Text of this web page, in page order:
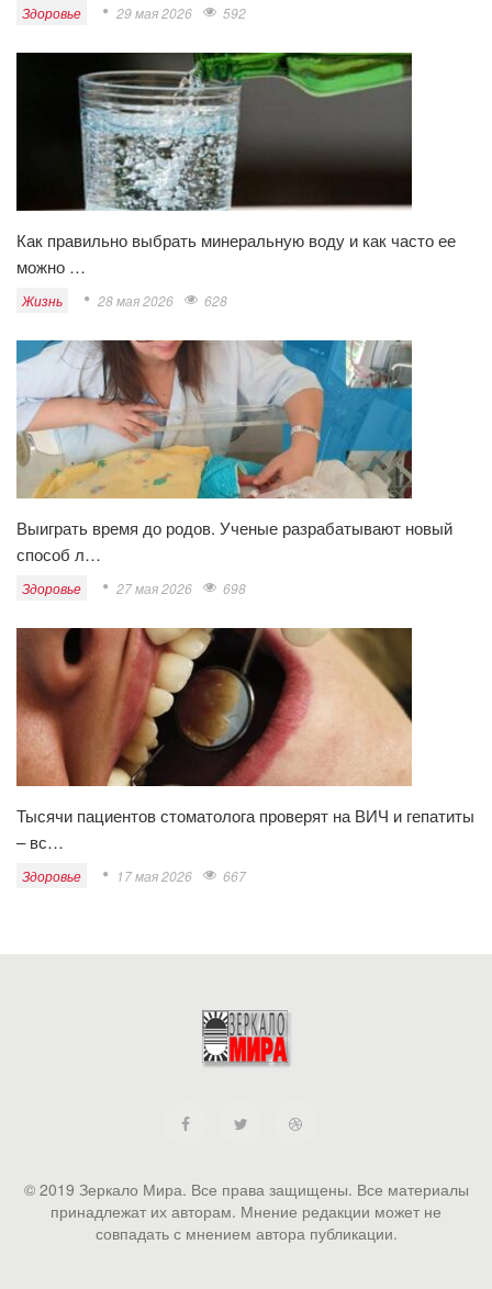
Здоровье 29 мая 2026 592
Как правильно выбрать минеральную воду и как часто ее
можно …
Жизнь 28 мая 2026 628
Выиграть время до родов. Ученые разрабатывают новый
способ л…
Здоровье 27 мая 2026 698
Тысячи пациентов стоматолога проверят на ВИЧ и гепатиты
– вс…
Здоровье 17 мая 2026 667
© 2019 Зеркало Мира. Все права защищены. Все материалы
принадлежат их авторам. Мнение редакции может не
совпадать с мнением автора публикации.